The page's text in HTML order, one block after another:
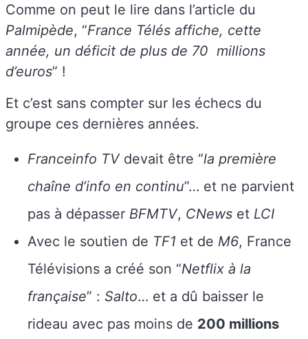
Comme on peut le lire dans l’article du
Palmipède, “France Télés affiche, cette
année, un déficit de plus de 70 millions
d’euros” !
Et c’est sans compter sur les échecs du
groupe ces dernières années.
Franceinfo TVdevait être “la première
chaîne d’info en continu”… et ne parvient
pas à dépasser BFMTV, CNews et LCI
Avec le soutien de TF1 et de M6, France
Télévisions a créé son “Netflix à la
française” : Salto… et a dû baisser le
rideau avec pas moins de 200 millions